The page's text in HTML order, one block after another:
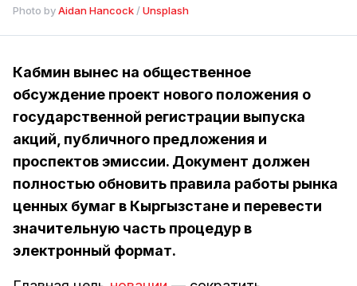
Photo by Aidan Hancock / Unsplash
Кабмин вынес на общественное
обсуждение проект нового положения о
государственной регистрации выпуска
акций, публичного предложения и
проспектов эмиссии. Документ должен
полностью обновить правила работы рынка
ценных бумаг в Кыргызстане и перевести
значительную часть процедур в
электронный формат.